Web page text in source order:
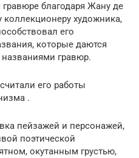
благодаря Жану де
коллекционеру художника,
его
которые даются
названиями гравюр.
его работы
.
пейзажей и персонажей,
поэтической
окутанным грустью,